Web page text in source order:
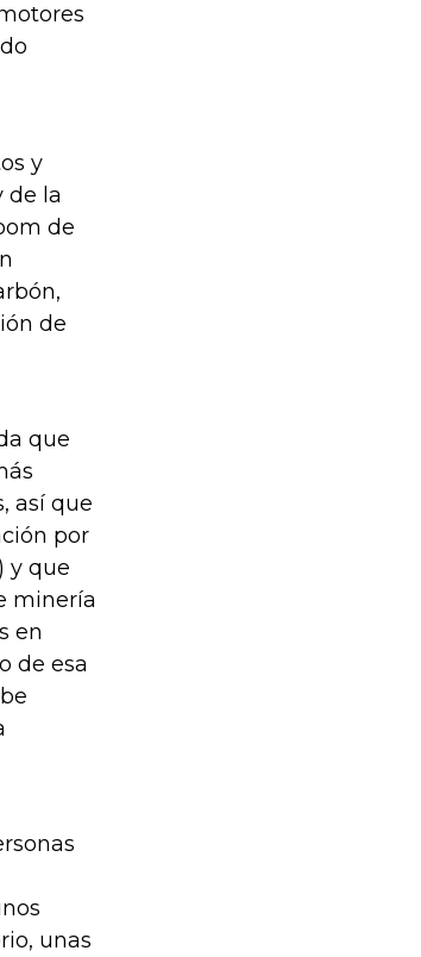
y
de la
de
de
que
así que
por
y que
minería
en
de esa
unas